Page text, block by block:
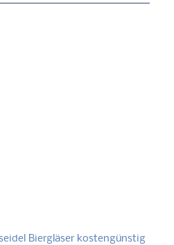
Biergläser kostengünstig